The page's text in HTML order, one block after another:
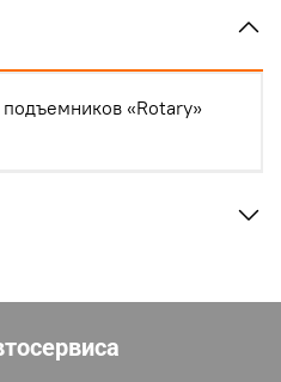
«Rotary»